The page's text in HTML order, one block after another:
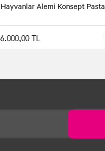
Hayvanlar Alemi Konsept Pasta
6.000,00 TL